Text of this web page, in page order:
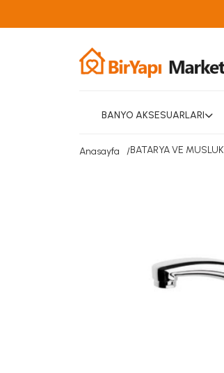
BANYO AKSESUARLARI
Anasayfa BATARYA VE MUSLUK